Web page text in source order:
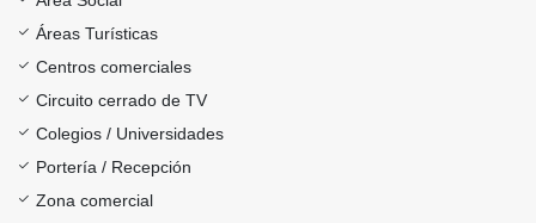
Áreas Turísticas
Centros comerciales
Circuito cerrado de TV
Colegios / Universidades
Portería / Recepción
Zona comercial